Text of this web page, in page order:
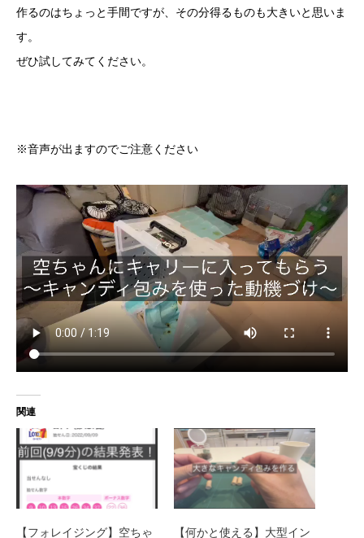
作るのはちょっと手間ですが、その分得るものも大きいと思いま
す。
ぜひ試してみてください。
※音声が出ますのでご注意ください
関連
【フォレイジング】空ちゃ 【何かと使える】大型イン